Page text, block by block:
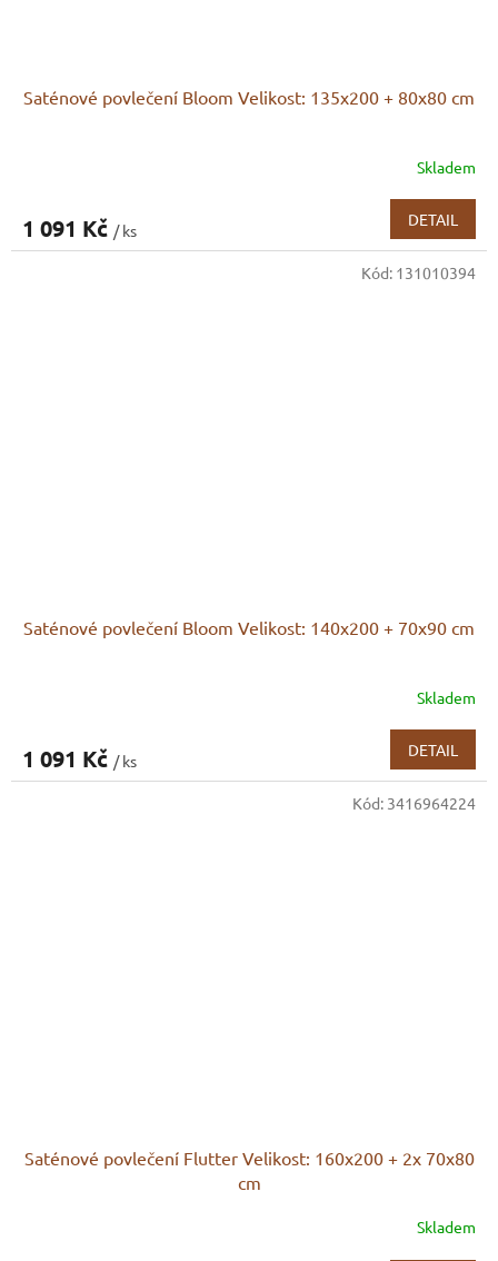
Saténové povlečení Bloom Velikost: 135x200 + 80x80 cm
Skladem
1 091 Kč / ks
DETAIL
Saténové povlečení Bloom Velikost: 140x200 + 70x90 cm
Skladem
1 091 Kč / ks
DETAIL
Kód: 131010394
Saténové povlečení Flutter Velikost: 160x200 + 2x 70x80
cm
Skladem
Kód: 3416964224